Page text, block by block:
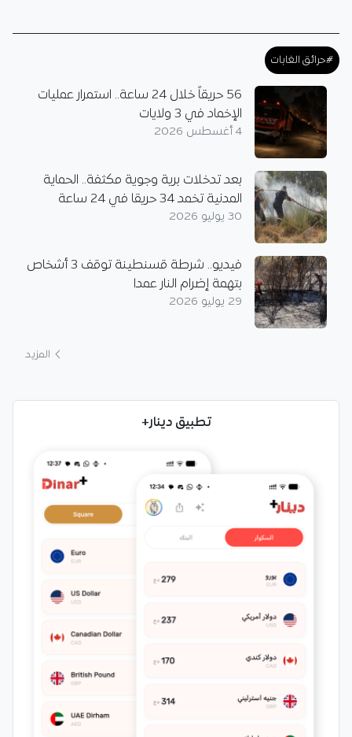
#حرائق الغابات
56 حريقاً خلال 24 ساعة.. استمرار عمليات
الإخماد في 3 ولايات
4 أغسطس 2026
بعد تدخلات برية وجوية مكثفة.. الحماية
المدنية تخمد 34 حريقا في 24 ساعة
30 يوليو 2026
فيديو.. شرطة قسنطينة توقف 3 أشخاص
بتهمة إضرام النار عمدا
29 يوليو 2026
المزيد
تطبيق دينار+